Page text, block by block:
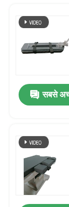
सबसे